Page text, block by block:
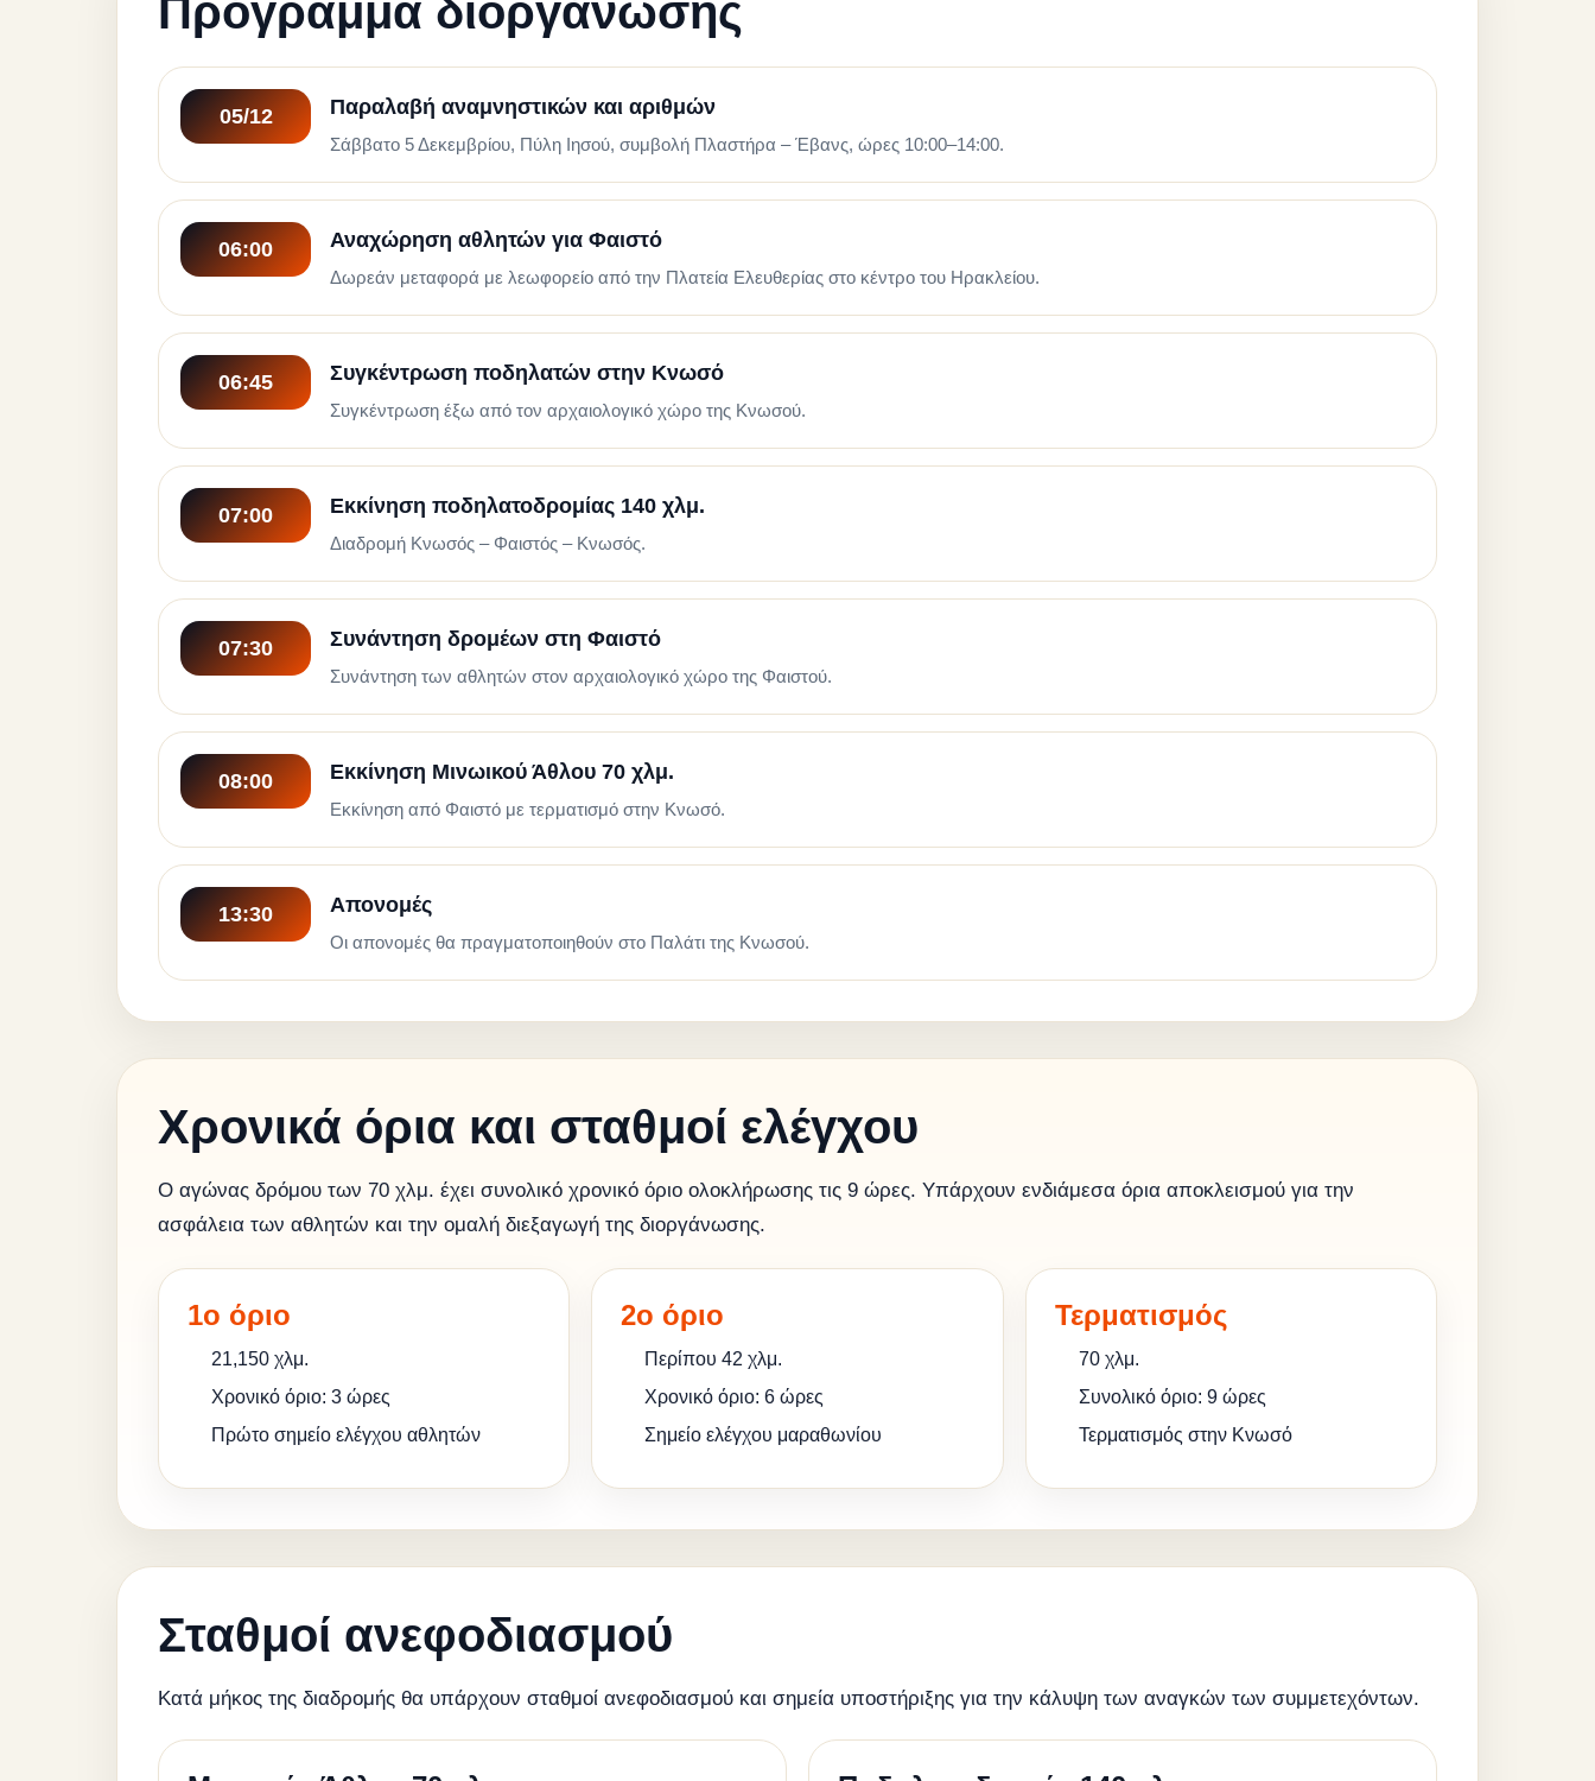
Πρόγραμμα διοργάνωσης
05/12 Παραλαβή αναμνηστικών και αριθμών
Σάββατο 5 Δεκεμβρίου, Πύλη Ιησού, συμβολή Πλαστήρα – Έβανς, ώρες 10:00–14:00.
06:00 Αναχώρηση αθλητών για Φαιστό
Δωρεάν μεταφορά με λεωφορείο από την Πλατεία Ελευθερίας στο κέντρο του Ηρακλείου.
06:45 Συγκέντρωση ποδηλατών στην Κνωσό
Συγκέντρωση έξω από τον αρχαιολογικό χώρο της Κνωσού.
07:00 Εκκίνηση ποδηλατοδρομίας 140 χλμ.
Διαδρομή Κνωσός – Φαιστός – Κνωσός.
07:30 Συνάντηση δρομέων στη Φαιστό
Συνάντηση των αθλητών στον αρχαιολογικό χώρο της Φαιστού.
08:00 Εκκίνηση Μινωικού Άθλου 70 χλμ.
Εκκίνηση από Φαιστό με τερματισμό στην Κνωσό.
13:30 Απονομές
Οι απονομές θα πραγματοποιηθούν στο Παλάτι της Κνωσού.
Χρονικά όρια και σταθμοί ελέγχου
Ο αγώνας δρόμου των 70 χλμ. έχει συνολικό χρονικό όριο ολοκλήρωσης τις 9 ώρες. Υπάρχουν ενδιάμεσα όρια αποκλεισμού για την
ασφάλεια των αθλητών και την ομαλή διεξαγωγή της διοργάνωσης.
1ο όριο
21,150 χλμ.
Χρονικό όριο: 3 ώρες
Πρώτο σημείο ελέγχου αθλητών
2ο όριο
Περίπου 42 χλμ.
Χρονικό όριο: 6 ώρες
Σημείο ελέγχου μαραθωνίου
Τερματισμός
70 χλμ.
Συνολικό όριο: 9 ώρες
Τερματισμός στην Κνωσό
Σταθμοί ανεφοδιασμού
Κατά μήκος της διαδρομής θα υπάρχουν σταθμοί ανεφοδιασμού και σημεία υποστήριξης για την κάλυψη των αναγκών των συμμετεχόντων.